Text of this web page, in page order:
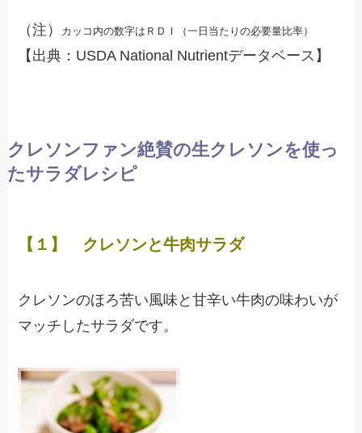
（注） カッコ内の数字はＲＤＩ（一日当たりの必要量比率）
【出典：USDA National Nutrientデータベース】
クレソンファン絶賛の生クレソンを使っ
たサラダレシピ
【１】 クレソンと牛肉サラダ
クレソンのほろ苦い風味と甘辛い牛肉の味わいが
マッチしたサラダです。